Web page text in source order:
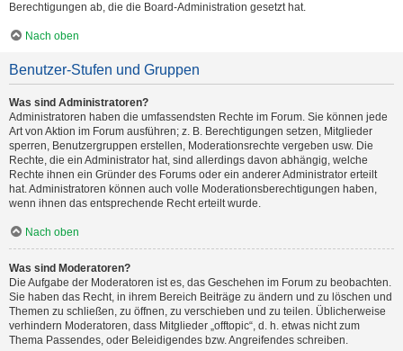
Berechtigungen ab, die die Board-Administration gesetzt hat.
Nach oben
Benutzer-Stufen und Gruppen
Was sind Administratoren?
Administratoren haben die umfassendsten Rechte im Forum. Sie können jede
Art von Aktion im Forum ausführen; z. B. Berechtigungen setzen, Mitglieder
sperren, Benutzergruppen erstellen, Moderationsrechte vergeben usw. Die
Rechte, die ein Administrator hat, sind allerdings davon abhängig, welche
Rechte ihnen ein Gründer des Forums oder ein anderer Administrator erteilt
hat. Administratoren können auch volle Moderationsberechtigungen haben,
wenn ihnen das entsprechende Recht erteilt wurde.
Nach oben
Was sind Moderatoren?
Die Aufgabe der Moderatoren ist es, das Geschehen im Forum zu beobachten.
Sie haben das Recht, in ihrem Bereich Beiträge zu ändern und zu löschen und
Themen zu schließen, zu öffnen, zu verschieben und zu teilen. Üblicherweise
verhindern Moderatoren, dass Mitglieder „offtopic“, d. h. etwas nicht zum
Thema Passendes, oder Beleidigendes bzw. Angreifendes schreiben.